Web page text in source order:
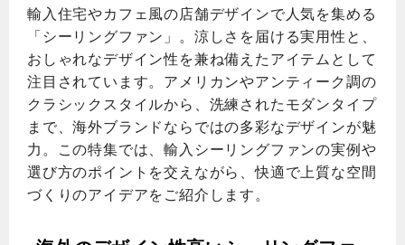
輸入住宅やカフェ風の店舗デザインで人気を集める
「シーリングファン」。涼しさを届ける実用性と、
おしゃれなデザイン性を兼ね備えたアイテムとして
注目されています。アメリカンやアンティーク調の
クラシックスタイルから、洗練されたモダンタイプ
まで、海外ブランドならではの多彩なデザインが魅
力。この特集では、輸入シーリングファンの実例や
選び方のポイントを交えながら、快適で上質な空間
づくりのアイデアをご紹介します。